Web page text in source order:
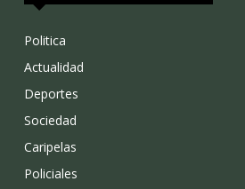
Politica
Actualidad
Deportes
Sociedad
Caripelas
Policiales